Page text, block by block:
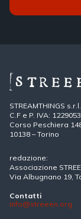
STREAMTHINGS s.r.l.
C.F e P. IVA:
Corso Peschiera
10138 – Torino
redazione:
Associazione
Via Albugnano 19,
Contatti
info@streeen.org